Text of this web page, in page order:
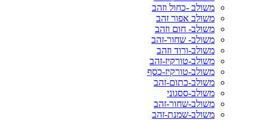
משולב -כחול וזהב
משולב אפור זהב
משולב- חום וזהב
משולב- שחור-זהב
משולב-ורוד וזהב
משולב-טורקיז-זהב
משולב-טורקיז-כסף
משולב-כתום-זהב
משולב-ססגוני
משולב-שחור-זהב
משולב-שמנת-זהב